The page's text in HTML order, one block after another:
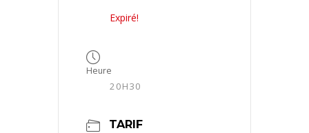
Expiré!
Heure
20H30
TARIF